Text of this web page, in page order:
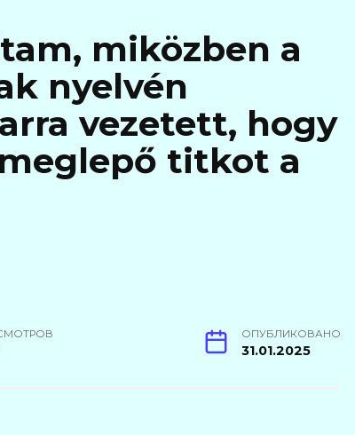
miközben a
nyelvén
vezetett, hogy
titkot a
ОПУБЛИКОВАНО
31.01.2025